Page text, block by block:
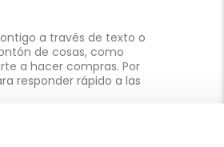
a través de texto o
de cosas, como
a hacer compras. Por
responder rápido a las